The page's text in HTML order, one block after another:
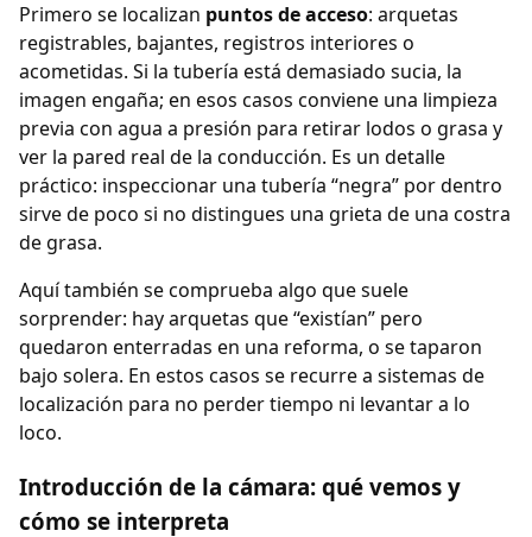
Primero se localizan puntos de acceso: arquetas
registrables, bajantes, registros interiores o
acometidas. Si la tubería está demasiado sucia, la
imagen engaña; en esos casos conviene una limpieza
previa con agua a presión para retirar lodos o grasa y
ver la pared real de la conducción. Es un detalle
práctico: inspeccionar una tubería “negra” por dentro
sirve de poco si no distingues una grieta de una costra
de grasa.
Aquí también se comprueba algo que suele
sorprender: hay arquetas que “existían” pero
quedaron enterradas en una reforma, o se taparon
bajo solera. En estos casos se recurre a sistemas de
localización para no perder tiempo ni levantar a lo
loco.
Introducción de la cámara: qué vemos y
cómo se interpreta